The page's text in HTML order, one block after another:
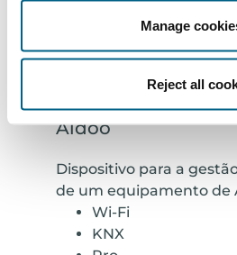
Manage
Reject all
Aidoo
Dispositivo para a
de um equipamento de
Wi-Fi
KNX